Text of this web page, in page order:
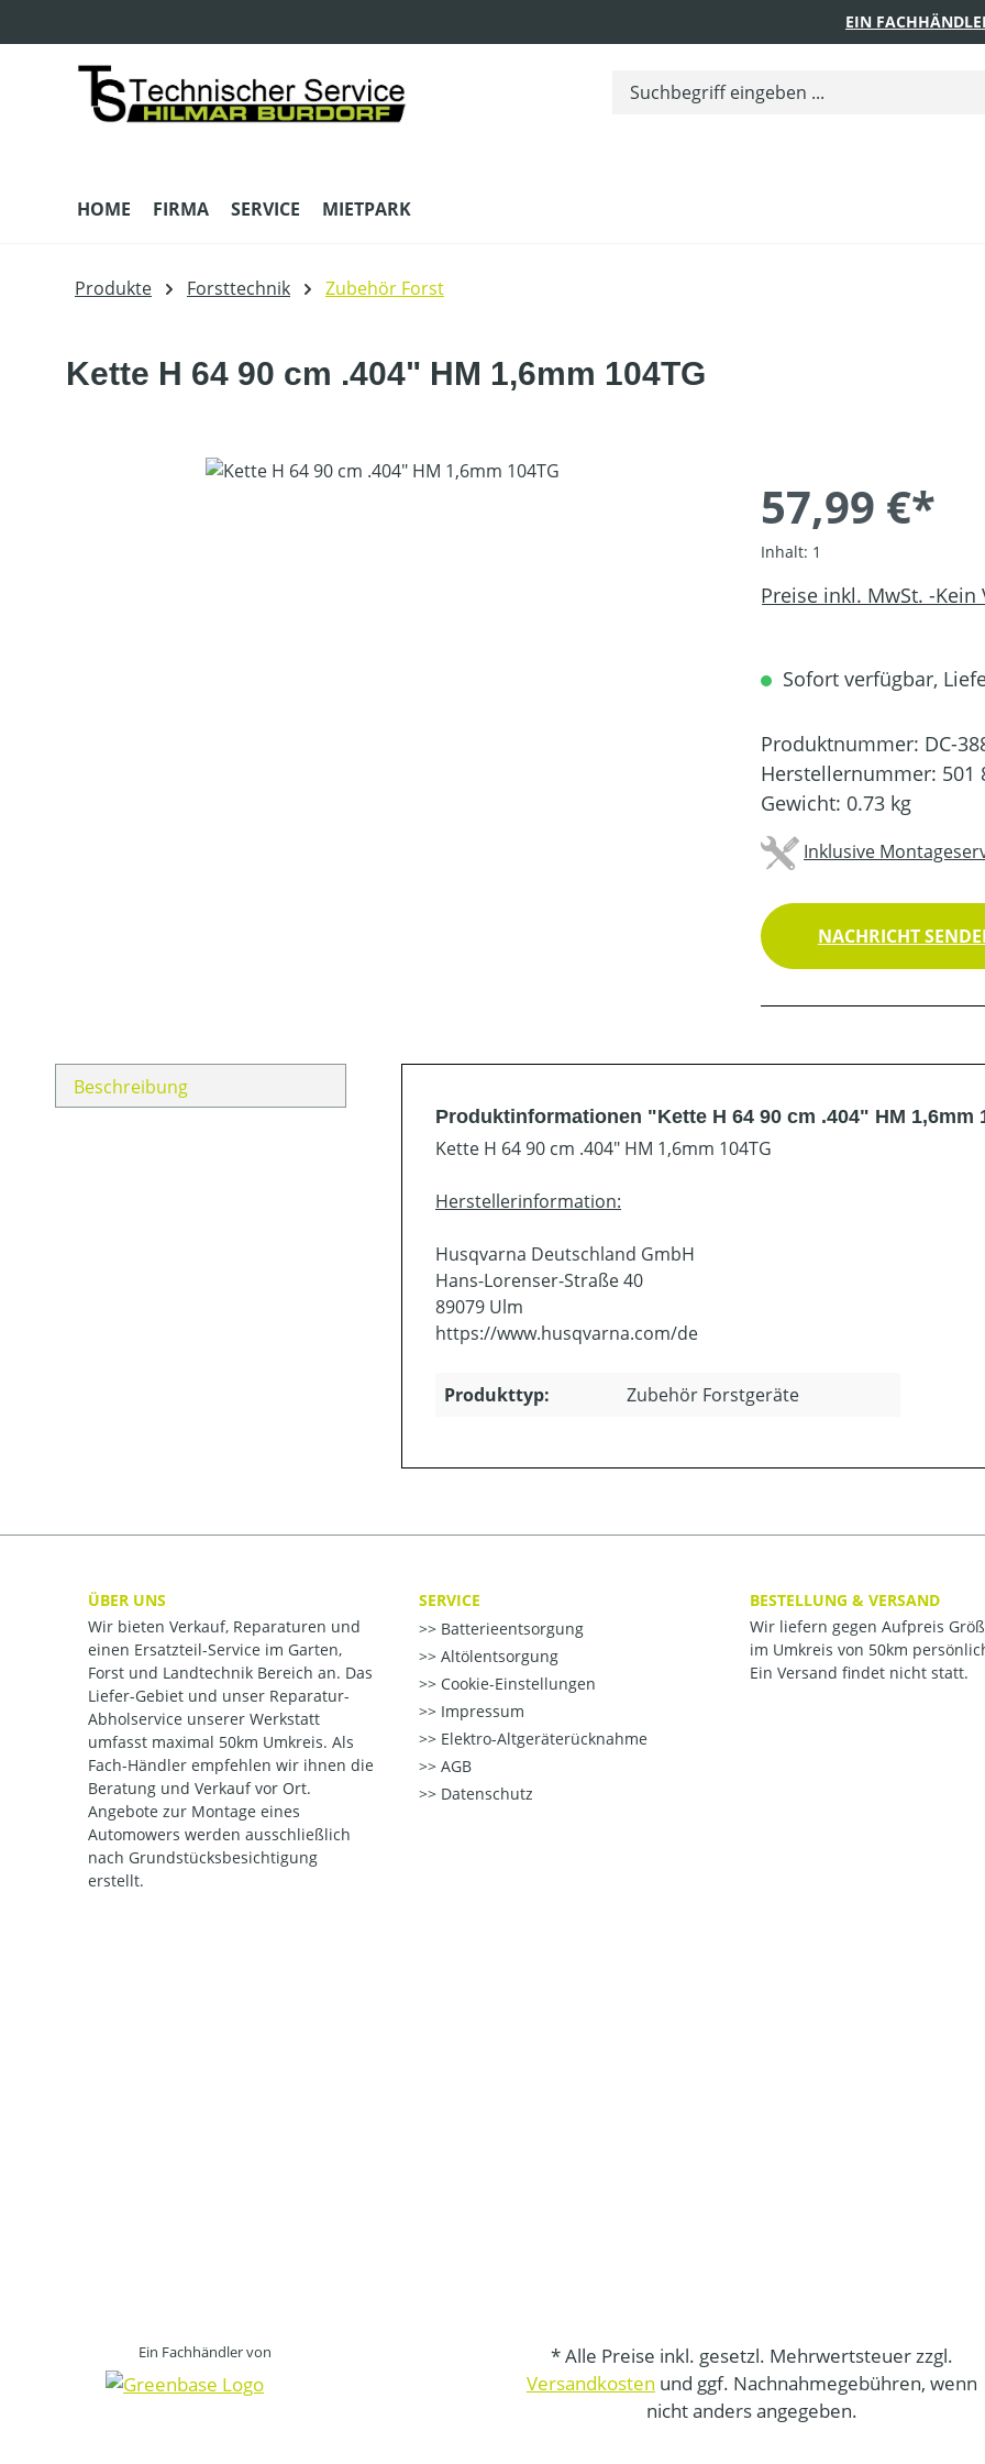
EIN
HOME FIRMA SERVICE MIETPARK
Produkte Forsttechnik Zubehör Forst
Kette H 64 90 cm .404" HM 1,6mm 104TG
Bildergalerie überspringen
57,99 €*
Inhalt: 1
Preise inkl. MwSt. -Kein
Sofort verfügbar,
Produktnummer: DC-
Herstellernummer: 501
Gewicht: 0.73 kg
Inklusive
NACHRICHT
Beschreibung
Produktinformationen "Kette H 64 90 cm .404" HM 1,6mm
Kette H 64 90 cm .404" HM 1,6mm 104TG
Herstellerinformation:
Husqvarna Deutschland GmbH
Hans-Lorenser-Straße 40
89079 Ulm
https://www.husqvarna.com/de
Produkttyp: Zubehör Forstgeräte
ÜBER UNS
Wir bieten Verkauf, Reparaturen und
einen Ersatzteil-Service im Garten,
Forst und Landtechnik Bereich an. Das
Liefer-Gebiet und unser Reparatur-
Abholservice unserer Werkstatt
umfasst maximal 50km Umkreis. Als
Fach-Händler empfehlen wir ihnen die
Beratung und Verkauf vor Ort.
Angebote zur Montage eines
Automowers werden ausschließlich
nach Grundstücksbesichtigung
erstellt.
SERVICE
Batterieentsorgung
Altölentsorgung
Cookie-Einstellungen
Impressum
Elektro-Altgeräterücknahme
AGB
Datenschutz
BESTELLUNG & VERSAND
Wir liefern gegen Aufpreis
im Umkreis von 50km
Ein Versand findet nicht statt.
Ein Fachhändler von
* Alle Preise inkl. gesetzl. Mehrwertsteuer zzgl.
Versandkosten und ggf. Nachnahmegebühren, wenn
nicht anders angegeben.